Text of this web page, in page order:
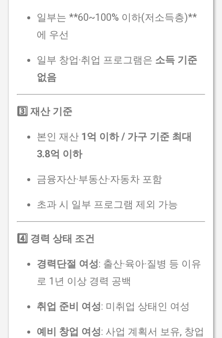
일부는 **60~100% 이하(저소득층)**
에 우선
일부 창업·취업 프로그램은 소득 기준
없음
3️⃣ 재산 기준
본인 재산 1억 이하 / 가구 기준 최대
3.8억 이하
금융자산·부동산·자동차 포함
초과 시 일부 프로그램 제외 가능
4️⃣ 경력 상태 조건
경력단절 여성: 출산·육아·질병 등 이유
로 1년 이상 경력 공백
취업 준비 여성: 미취업 상태인 여성
예비 창업 여성: 사업 계획서 보유, 창업